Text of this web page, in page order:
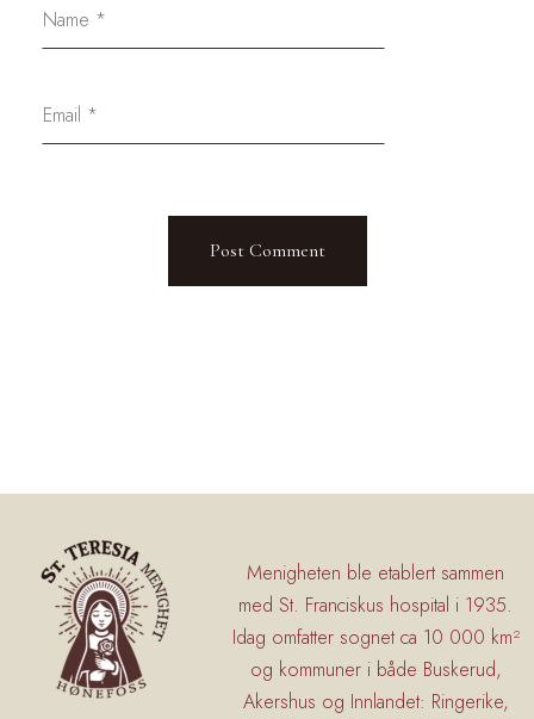
Menigheten ble etablert sammen
med St. Franciskus hospital i 1935.
Idag omfatter sognet ca 10 000 km²
og kommuner i både Buskerud,
Akershus og Innlandet: Ringerike,